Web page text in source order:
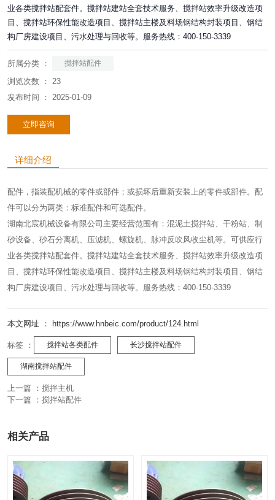
业各类搅拌站配套件。搅拌站建站全套技术服务、搅拌站效率升级改造项
目、搅拌站环保性能改造项目、搅拌站主楼及料场钢结构封装项目、钢结
构厂房建设项目、污水处理与回收等。服务热线：400-150-3339
所属分类 ： 搅拌站配件
浏览次数 ： 23
发布时间 ： 2025-01-09
立即咨询
详细介绍
配件，指装配机械的零件或部件；或损坏后重新安装上的零件或部件。配
件可以分为两类：标准配件和可选配件。
湖南北宸机械设备有限公司主要经营范围有：混泥土搅拌站、干粉站、制
砂设备、砂石分离机、压滤机、螺旋机、脉冲反吹风收尘机等。可供应行
业各类搅拌站配套件。搅拌站建站全套技术服务、搅拌站效率升级改造项
目、搅拌站环保性能改造项目、搅拌站主楼及料场钢结构封装项目、钢结
构厂房建设项目、污水处理与回收等。服务热线：400-150-3339
本文网址 ： https://www.hnbeic.com/product/124.html
标签 ： 搅拌站各类配件 长沙搅拌站配件
湖南搅拌站配件
上一篇 ： 搅拌主机
下一篇 ： 搅拌站配件
相关产品